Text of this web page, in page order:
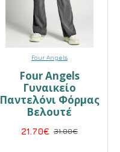
Four Angels
Four Angels
Γυναικείο
Παντελόνι Φόρμας
Βελουτέ
21.70€ 31.00€